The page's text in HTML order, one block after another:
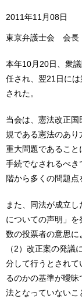
2011年11月08日
東京弁護士会 会
本年10月20日、衆
任され、翌21日に
された。
当会は、憲法改正
規である憲法のあ
重大問題であるこ
手続でなされるべ
階から多くの問題点
また、同法が成立
についての声明」
数の投票者の意思に
（2）改正案の発議
分して行うとされ
るのかの基準が曖
法となっていない